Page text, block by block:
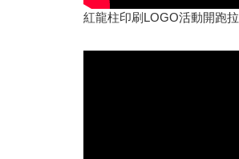
紅龍柱印刷LOGO活動開跑拉